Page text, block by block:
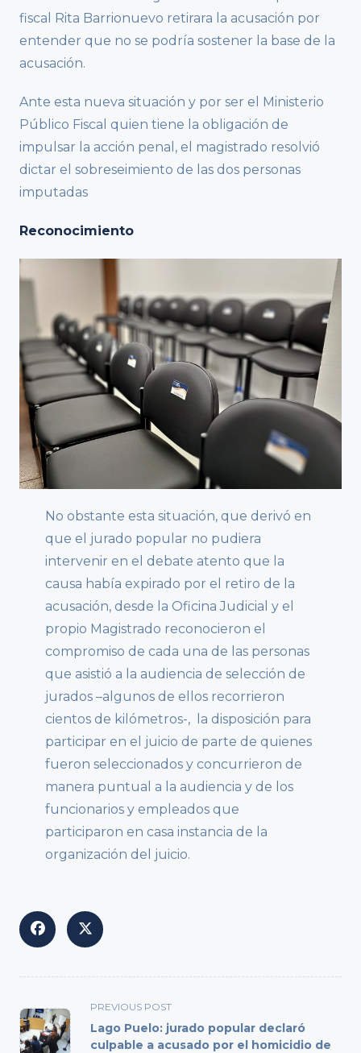
fiscal Rita Barrionuevo retirara la acusación por
entender que no se podría sostener la base de la
acusación.
Ante esta nueva situación y por ser el Ministerio
Público Fiscal quien tiene la obligación de
impulsar la acción penal, el magistrado resolvió
dictar el sobreseimiento de las dos personas
imputadas
Reconocimiento
No obstante esta situación, que derivó en
que el jurado popular no pudiera
intervenir en el debate atento que la
causa había expirado por el retiro de la
acusación, desde la Oficina Judicial y el
propio Magistrado reconocieron el
compromiso de cada una de las personas
que asistió a la audiencia de selección de
jurados –algunos de ellos recorrieron
cientos de kilómetros-, la disposición para
participar en el juicio de parte de quienes
fueron seleccionados y concurrieron de
manera puntual a la audiencia y de los
funcionarios y empleados que
participaron en casa instancia de la
organización del juicio.
<span
class="nav-
subtitle
PREVIOUS POST
Lago Puelo: jurado popular declaró
culpable a acusado por el homicidio de